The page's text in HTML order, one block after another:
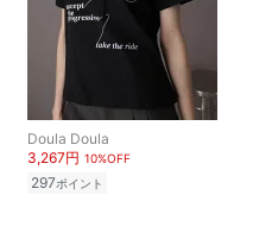
Doula Doula
3,267円 10%OFF
297ポイント